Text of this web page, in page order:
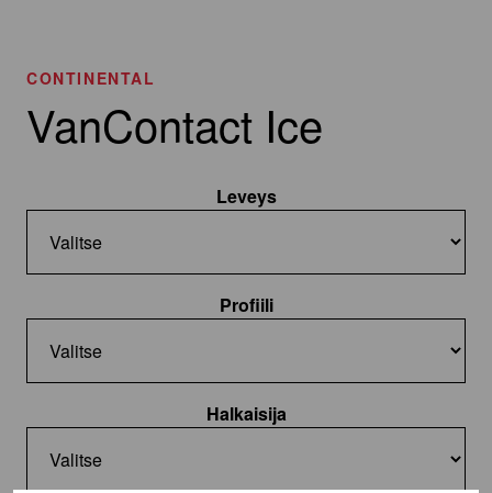
CONTINENTAL
VanContact Ice
Leveys
Profiili
Halkaisija